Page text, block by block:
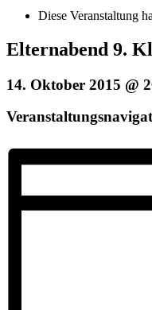
Diese Veranstaltung
Elternabend 9.
14. Oktober 2015 @